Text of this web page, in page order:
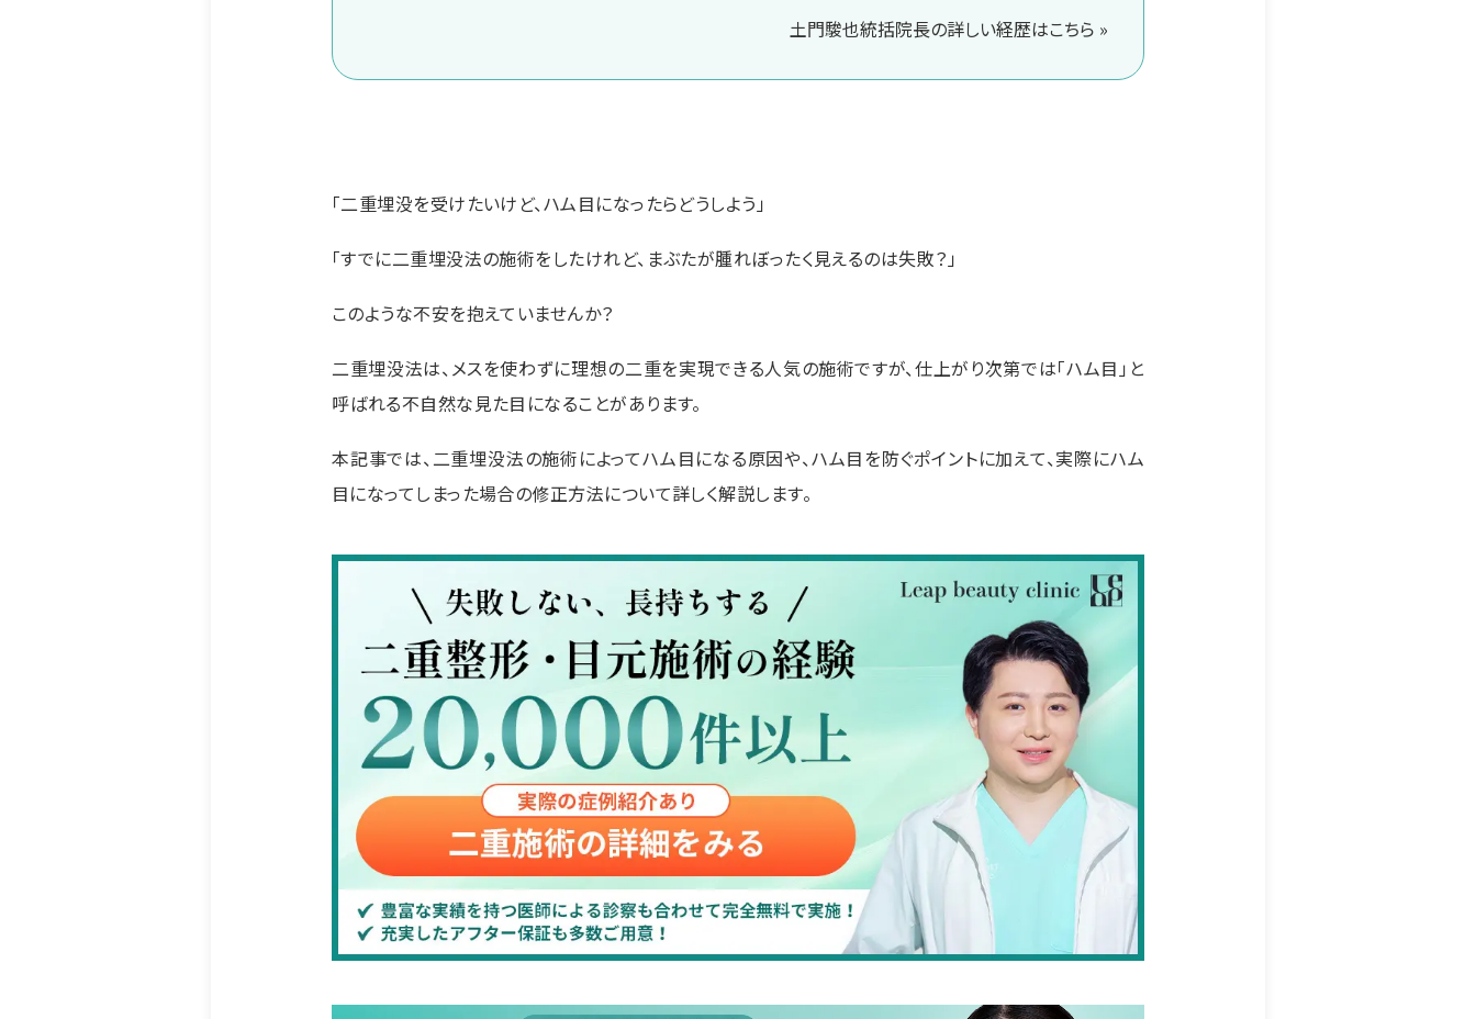
土門駿也統括院長の詳しい経歴はこちら »
「二重埋没を受けたいけど、ハム目になったらどうしよう」
「すでに二重埋没法の施術をしたけれど、まぶたが腫れぼったく見えるのは失敗？」
このような不安を抱えていませんか？
二重埋没法は、メスを使わずに理想の二重を実現できる人気の施術ですが、仕上がり次第では「ハム目」と
呼ばれる不自然な見た目になることがあります。
本記事では、二重埋没法の施術によってハム目になる原因や、ハム目を防ぐポイントに加えて、実際にハム
目になってしまった場合の修正方法について詳しく解説します。